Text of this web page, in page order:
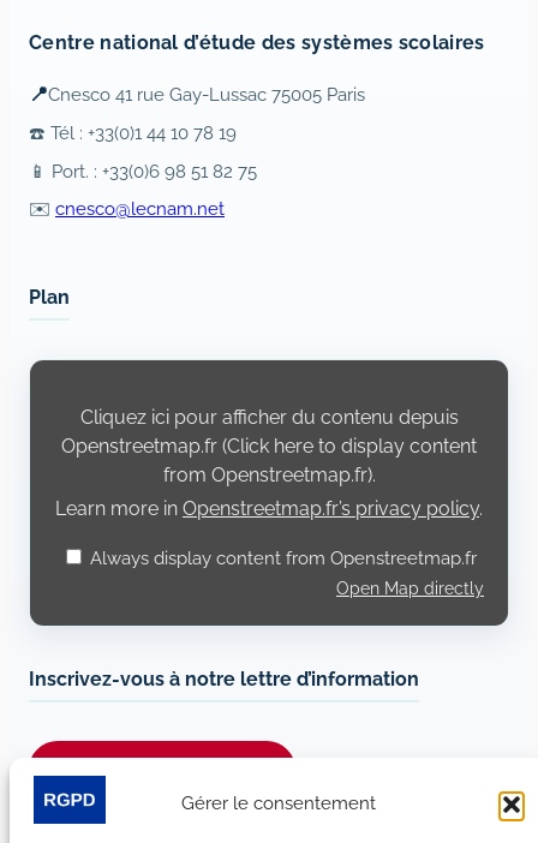
Gérer le consentement
Centre national d’étude des systèmes scolaires
📍Cnesco 41 rue Gay-Lussac 75005 Paris
☎️ Tél : +33(0)1 44 10 78 19
📱 Port. : +33(0)6 98 51 82 75
✉️ cnesco@lecnam.net
Plan
Display
Openstreetmap.fr
Cliquez ici pour afficher du contenu depuis
Openstreetmap.fr (Click here to display content
from Openstreetmap.fr).
Learn more in Openstreetmap.fr’s privacy policy.
Always display content from Openstreetmap.fr
Open Map directly
Inscrivez-vous à notre lettre d’information